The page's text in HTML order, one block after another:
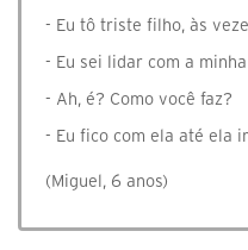
- Eu tô triste filho, às
- Eu sei lidar com a
- Ah, é? Como você faz?
- Eu fico com ela até ela
(Miguel, 6 anos)